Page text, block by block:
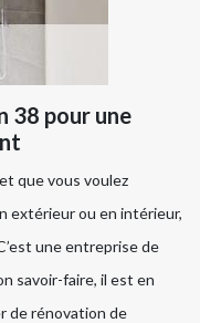
38 pour une
que vous voulez
extérieur ou en intérieur,
une entreprise de
savoir-faire, il est en
de rénovation de